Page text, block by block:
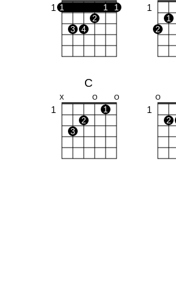
1 1 1
1
2
3
4
1
1
2
C
X O O
1
1
2
3
O
1
2